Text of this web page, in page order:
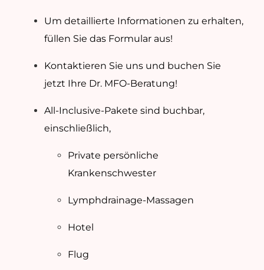
Um detaillierte Informationen zu erhalten,
füllen Sie das Formular aus!
Kontaktieren Sie uns und buchen Sie
jetzt Ihre Dr. MFO-Beratung!
All-Inclusive-Pakete sind buchbar,
einschließlich,
Private persönliche
Krankenschwester
Lymphdrainage-Massagen
Hotel
Flug